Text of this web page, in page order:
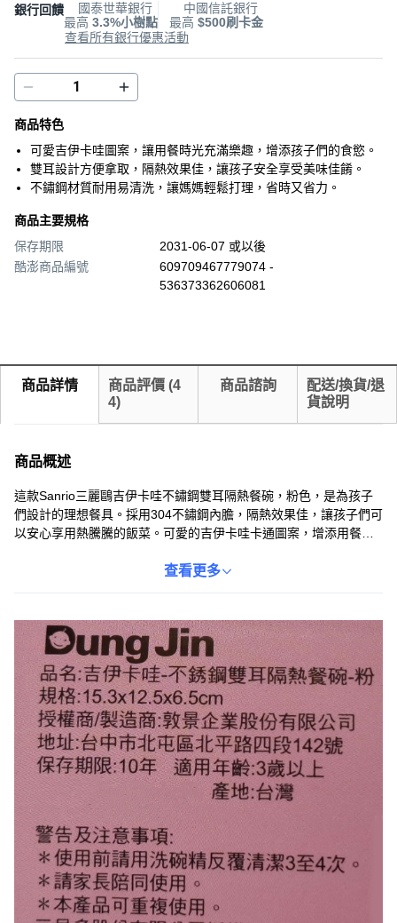
銀行回饋
國泰世華銀行
最高 3.3%小樹點
中國信託銀行
最高 $500刷卡金
查看所有銀行優惠活動
商品特色
可愛吉伊卡哇圖案，讓用餐時光充滿樂趣，增添孩子們的食慾。
雙耳設計方便拿取，隔熱效果佳，讓孩子安全享受美味佳餚。
不鏽鋼材質耐用易清洗，讓媽媽輕鬆打理，省時又省力。
商品主要規格
保存期限
2031-06-07 或以後
酷澎商品編號
609709467779074 -
536373362606081
商品詳情 商品評價 (4
4)
商品諮詢
配送/換貨/退
貨說明
商品概述
這款Sanrio三麗鷗吉伊卡哇不鏽鋼雙耳隔熱餐碗，粉色，是為孩子
們設計的理想餐具。採用304不鏽鋼內膽，隔熱效果佳，讓孩子們可
以安心享用熱騰騰的飯菜。可愛的吉伊卡哇卡通圖案，增添用餐樂
上的兒童使用。這款餐碗不僅實用，而且外觀精美，是送給孩子們
查看更多